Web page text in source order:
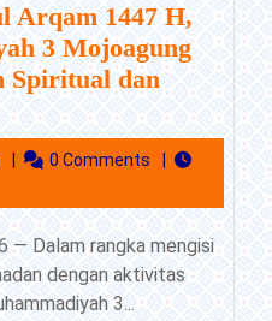
Arqam 1447 H,
3 Mojoagung
Spiritual dan
admin0 Comments
dengan aktivitas
3...